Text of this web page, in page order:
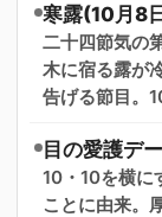
寒露(10月8
二十四節気の
木に宿る露が
告げる節目。
目の愛護デ
10・10を横に
ことに由来。